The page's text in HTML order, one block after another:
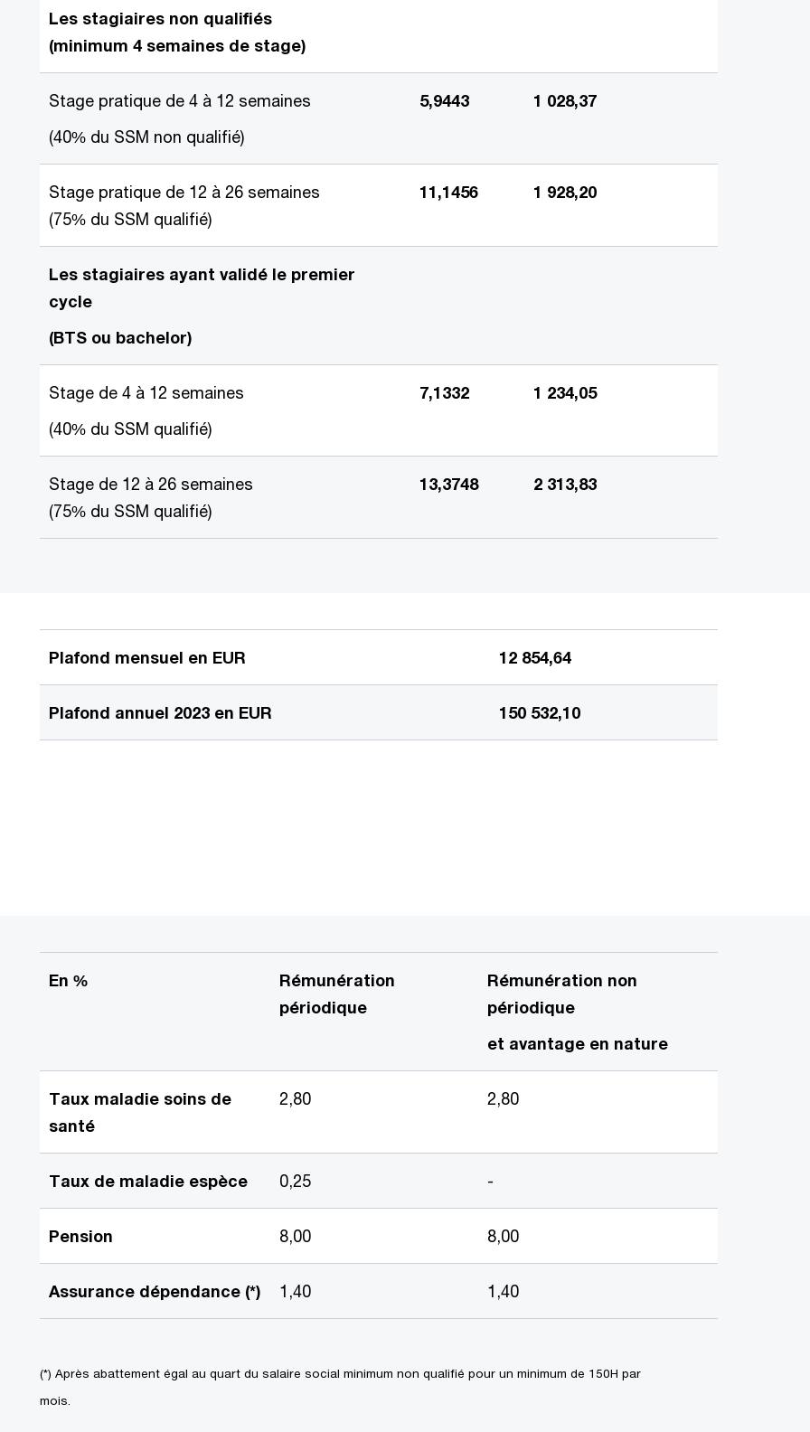
Les stagiaires non qualifiés
(minimum 4 semaines de stage)
Stage pratique de 4 à 12 semaines
(40% du SSM non qualifié)
5,9443 1 028,37
Stage pratique de 12 à 26 semaines
(75% du SSM qualifié)
11,1456 1 928,20
Les stagiaires ayant validé le premier
cycle
(BTS ou bachelor)
Stage de 4 à 12 semaines
(40% du SSM qualifié)
7,1332 1 234,05
Stage de 12 à 26 semaines
(75% du SSM qualifié)
13,3748 2 313,83
Plafond mensuel en EUR 12 854,64
Plafond annuel 2023 en EUR 150 532,10
En %
Rémunération
périodique
Rémunération non
périodique
et avantage en nature
Taux maladie soins de
santé
2,80 2,80
Taux de maladie espèce 0,25 -
Pension 8,00 8,00
Assurance dépendance (*) 1,40 1,40
(*) Après abattement égal au quart du salaire social minimum non qualifié pour un minimum de 150H par
mois.